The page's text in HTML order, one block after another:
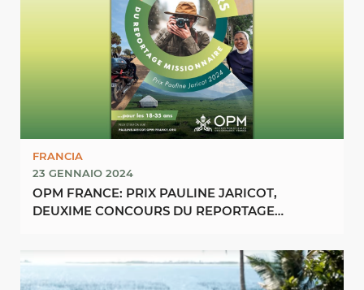
FRANCIA
23 GENNAIO 2024
OPM FRANCE: PRIX PAULINE JARICOT,
DEUXIME CONCOURS DU REPORTAGE